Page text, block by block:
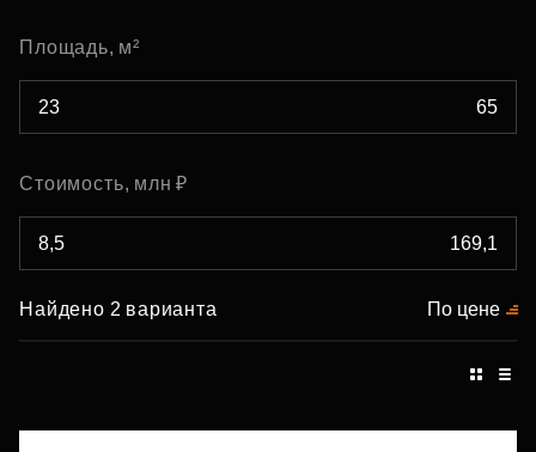
Площадь, м²
Стоимость, млн ₽
Найдено 2 варианта По цене